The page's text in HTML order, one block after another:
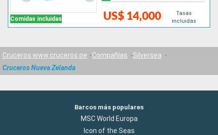
Comidas incluidas US$ 14,000
Tasas
incluidas
Cruceros www.cruceros.pe Compañías
Silversea
Cruceros Nueva Zelanda
Barcos más populares
MSC World Europa
Icon of the Seas